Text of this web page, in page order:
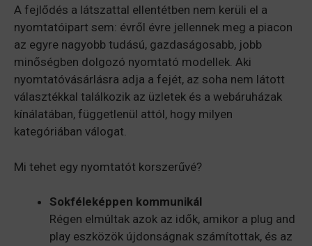
A fejlődés a látszattal ellentétben nem kerüli el a
nyomtatóipart sem: évről évre jellennek meg a piacon
az egyre nagyobb tudású, gazdaságosabb, jobb
minőségben dolgozó nyomtató modellek. Aki
nyomtatóvásárlásra adja a fejét, az soha nem látott
választékkal találkozik az üzletek és a webáruházak
kínálatában, függetlenül attól, hogy milyen
kategóriában válogat.
Mi tehet egy nyomtatót korszerűvé?
Sokféleképpen kommunikál
Régen elmúltak azok az idők, amikor a plug and
play eszközök újdonságnak számítottak, és az